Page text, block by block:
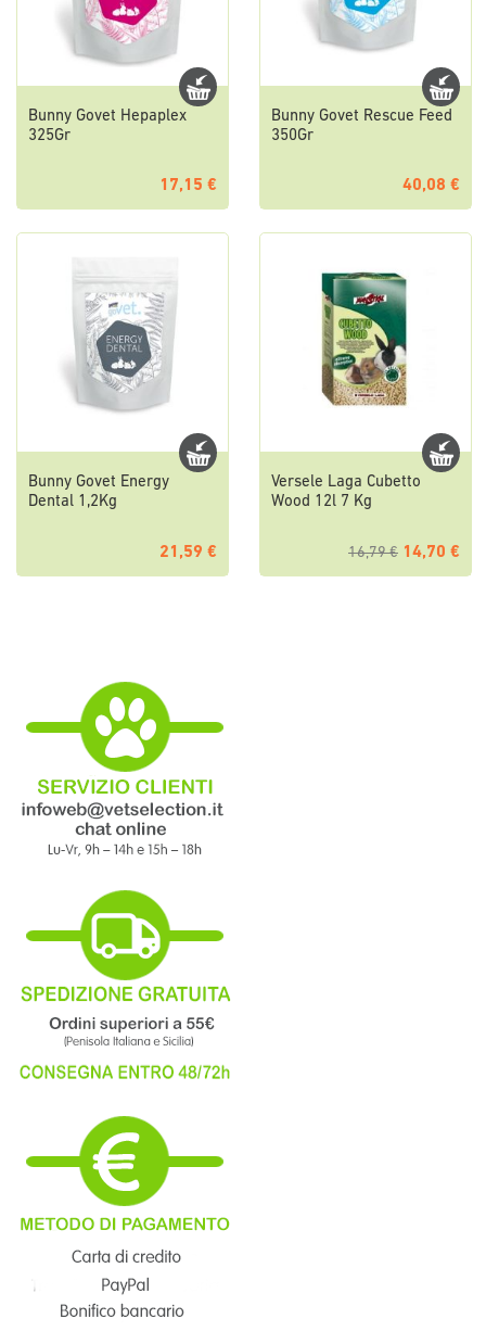
Bunny Govet Hepaplex
325Gr
17,15 €
Bunny Govet Rescue Feed
350Gr
40,08 €
Bunny Govet Energy
Dental 1,2Kg
21,59 €
Versele Laga Cubetto
Wood 12l 7 Kg
16,79 € 14,70 €